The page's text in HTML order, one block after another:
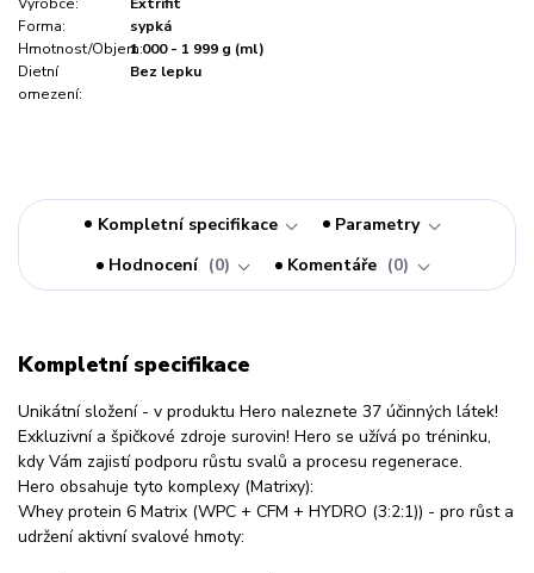
Forma:
sypká
Hmotnost/Objem:1 000 - 1 999 g (ml)
Dietní
omezení:
Bez lepku
Kompletní specifikace
Parametry
Hodnocení
0 Komentáře 0
Kompletní specifikace
Unikátní složení - v produktu Hero naleznete 37 účinných látek!
Exkluzivní a špičkové zdroje surovin! Hero se užívá po tréninku,
kdy Vám zajistí podporu růstu svalů a procesu regenerace.
Hero obsahuje tyto komplexy (Matrixy):
Whey protein 6 Matrix (WPC + CFM + HYDRO (3:2:1)) - pro růst a
udržení aktivní svalové hmoty: